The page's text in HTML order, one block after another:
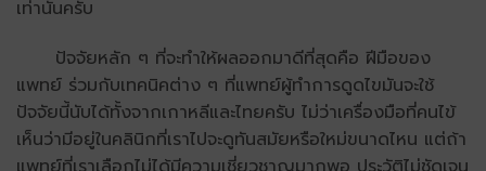
เท่านั้นครับ
ปัจจัยหลัก ๆ ที่จะทำให้ผลออกมาดีที่สุดคือ ฝีมือของ
แพทย์ ร่วมกับเทคนิคต่าง ๆ ที่แพทย์ผู้ทำการดูดไขมันจะใช้
ปัจจัยนี้นับได้ทั้งจากเกาหลีและไทยครับ ไม่ว่าเครื่องมือที่คนไข้
เห็นว่ามีอยู่ในคลินิกที่เราไปจะดูทันสมัยหรือใหม่ขนาดไหน แต่ถ้า